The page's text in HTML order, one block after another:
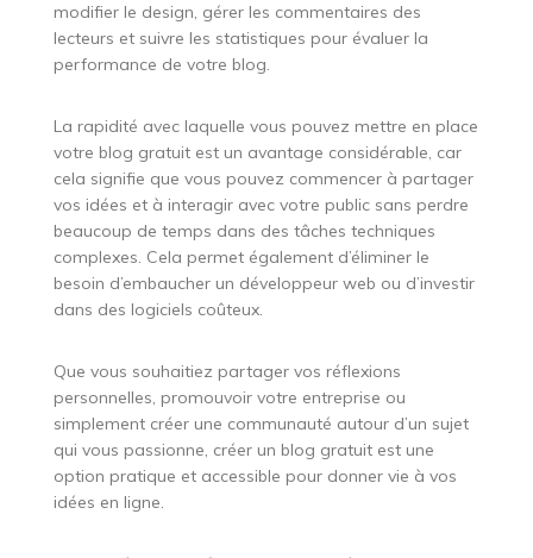
modifier le design, gérer les commentaires des
lecteurs et suivre les statistiques pour évaluer la
performance de votre blog.
La rapidité avec laquelle vous pouvez mettre en place
votre blog gratuit est un avantage considérable, car
cela signifie que vous pouvez commencer à partager
vos idées et à interagir avec votre public sans perdre
beaucoup de temps dans des tâches techniques
complexes. Cela permet également d’éliminer le
besoin d’embaucher un développeur web ou d’investir
dans des logiciels coûteux.
Que vous souhaitiez partager vos réflexions
personnelles, promouvoir votre entreprise ou
simplement créer une communauté autour d’un sujet
qui vous passionne, créer un blog gratuit est une
option pratique et accessible pour donner vie à vos
idées en ligne.